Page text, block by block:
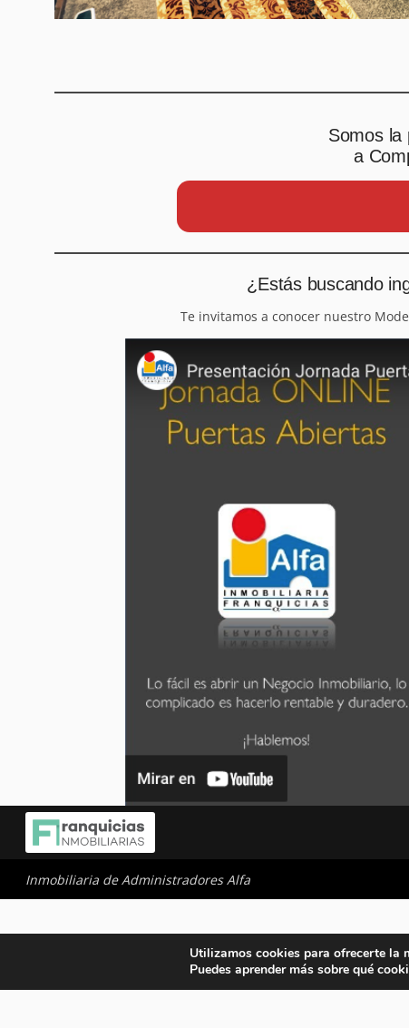
Somos la
a
¿Estás buscando
Te invitamos a conocer nuestro
Inmobiliaria de Administradores Alfa
Utilizamos cookies para ofrecerte la
Puedes aprender más sobre qué